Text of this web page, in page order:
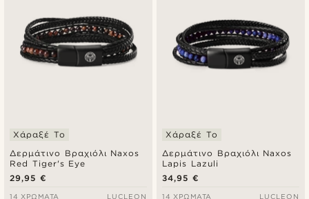
Δερμάτινο Βραχιόλι Naxos
Red Tiger's Eye
Χάραξέ Το
29,95 €
14 ΧΡΏΜΑΤΑ LUCLEON
Δερμάτινο Βραχιόλι Naxos
Lapis Lazuli
Χάραξέ Το
34,95 €
14 ΧΡΏΜΑΤΑ LUCLEON